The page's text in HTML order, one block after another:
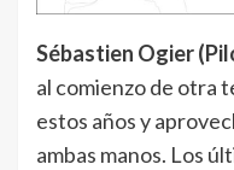
Sébastien Ogier
al comienzo de otra
estos años y
ambas manos. Los